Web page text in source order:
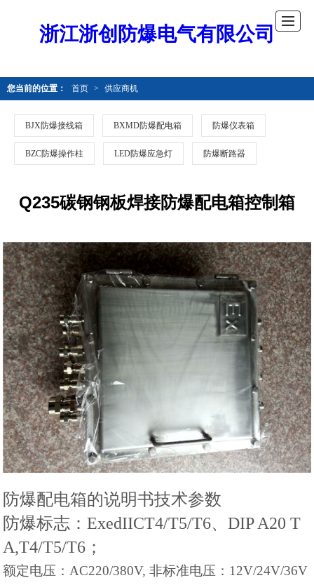
浙江浙创防爆电气有限公司
您当前的位置： 首页 > 供应商机
BJX防爆接线箱 BXMD防爆配电箱 防爆仪表箱
BZC防爆操作柱 LED防爆应急灯 防爆断路器
Q235碳钢钢板焊接防爆配电箱控制箱
防爆配电箱的说明书技术参数
防爆标志：ExedIICT4/T5/T6、DIP A20 T
A,T4/T5/T6；
额定电压：AC220/380V, 非标准电压：12V/24V/36V